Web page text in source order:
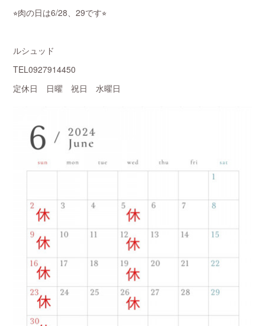
⭐︎肉の日は6/28、29です⭐︎
ルシュッド
TEL0927914450
定休日 日曜 祝日 水曜日